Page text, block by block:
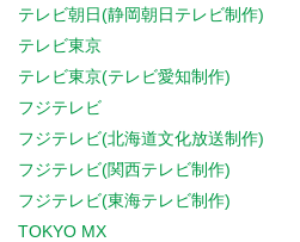
テレビ朝日(静岡朝日テレビ制作)
テレビ東京
テレビ東京(テレビ愛知制作)
フジテレビ
フジテレビ(北海道文化放送制作)
フジテレビ(関西テレビ制作)
フジテレビ(東海テレビ制作)
TOKYO MX